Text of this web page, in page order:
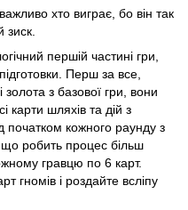
хто виграє, бо він так
зиск.
першій частині гри,
Перш за все,
золота з базової гри, вони
карти шляхів та дій з
початком кожного раунду з
що робить процес більш
гравцю по 6 карт.
гномів і роздайте всліпу